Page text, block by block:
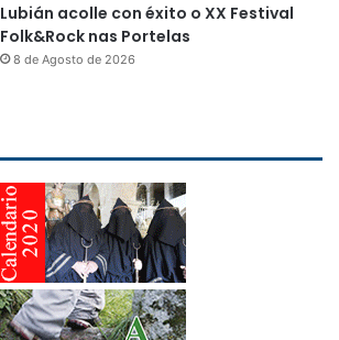
Lubián acolle con éxito o XX Festival
Folk&Rock nas Portelas
8 de Agosto de 2026